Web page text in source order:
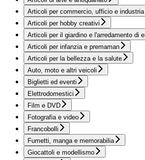
Articoli per commercio, ufficio e industria
Articoli per hobby creativi
Articoli per il giardino e l'arredamento di
Articoli per infanzia e premaman
Articoli per la bellezza e la salute
Auto, moto e altri veicoli
Biglietti ed eventi
Elettrodomestici
Film e DVD
Fotografia e video
Francobolli
Fumetti, manga e memorabilia
Giocattoli e modellismo